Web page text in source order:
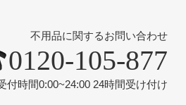
不用品に関するお問い合わせ
0120-105-877
付時間0:00~24:00 24時間受け付け